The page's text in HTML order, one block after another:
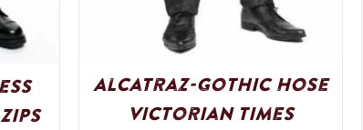
Alcatraz-Gothic Hose
Victorian Times